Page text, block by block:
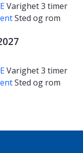
Varighet3 timer
Sted og rom
Varighet3 timer
Sted og rom